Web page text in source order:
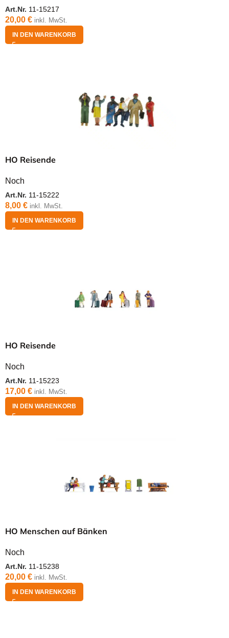
Art.Nr. 11-15217
20,00 € inkl. MwSt.
IN DEN WARENKORB
HO Reisende
Noch
Art.Nr. 11-15222
8,00 € inkl. MwSt.
IN DEN WARENKORB
HO Reisende
Noch
Art.Nr. 11-15223
17,00 € inkl. MwSt.
IN DEN WARENKORB
HO Menschen auf Bänken
Noch
Art.Nr. 11-15238
20,00 € inkl. MwSt.
IN DEN WARENKORB